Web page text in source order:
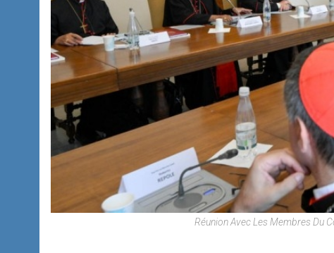
Réunion Avec Les Membres Du